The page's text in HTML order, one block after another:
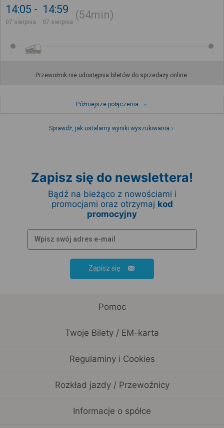
14:05
07 sierpnia
14:59
07 sierpnia
54min
Przewoźnik nie udostępnia biletów do sprzedaży online.
Późniejsze połączenia
Sprawdź, jak ustalamy wyniki wyszukiwania
Zapisz się do newslettera!
Bądź na bieżąco z nowościami i
promocjami oraz otrzymaj kod
promocyjny
Zapisz się
Pomoc
Twoje Bilety / EM-karta
Regulaminy i Cookies
Rozkład jazdy / Przewoźnicy
Informacje o spółce